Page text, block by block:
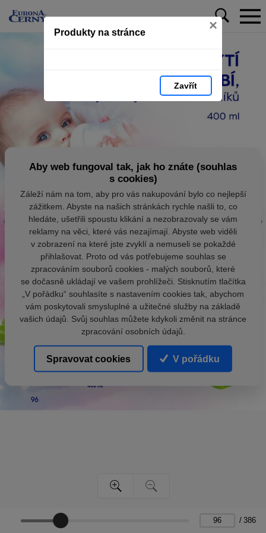
Produkty na stránce ×
Zavřít
/ 386
Aby web fungoval tak, jak ho znáte (souhlas
s cookies)
Záleží nám na tom, aby pro vás nakupování bylo co nejlepší
zážitkem. Abyste na našich stránkách rychle našli to, co
hledáte, ušetřili spoustu klikání a nezobrazovaly se vám
reklamy na věci, které vás nezajímají. Abyste web viděli
v zobrazení na které jste zvyklí a nemuseli se pokaždé
přihlašovat. Proto od vás potřebujeme souhlas se
zpracováním souborů cookies - malých souborů, které
se dočasně ukládají ve vašem prohlížeči. Stisknutím tlačítka
„V pořádku“ souhlasíte s nastavením cookies tak, abychom
vám poskytovali smysluplné a užitečné služby na základě
vašich údajů. Svůj souhlas můžete kdykoli změnit na stránce
zpracování osobních údajů.
Spravovat cookies V pořádku